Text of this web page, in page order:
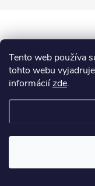
Tento web používa
tohto webu
informáciízde.